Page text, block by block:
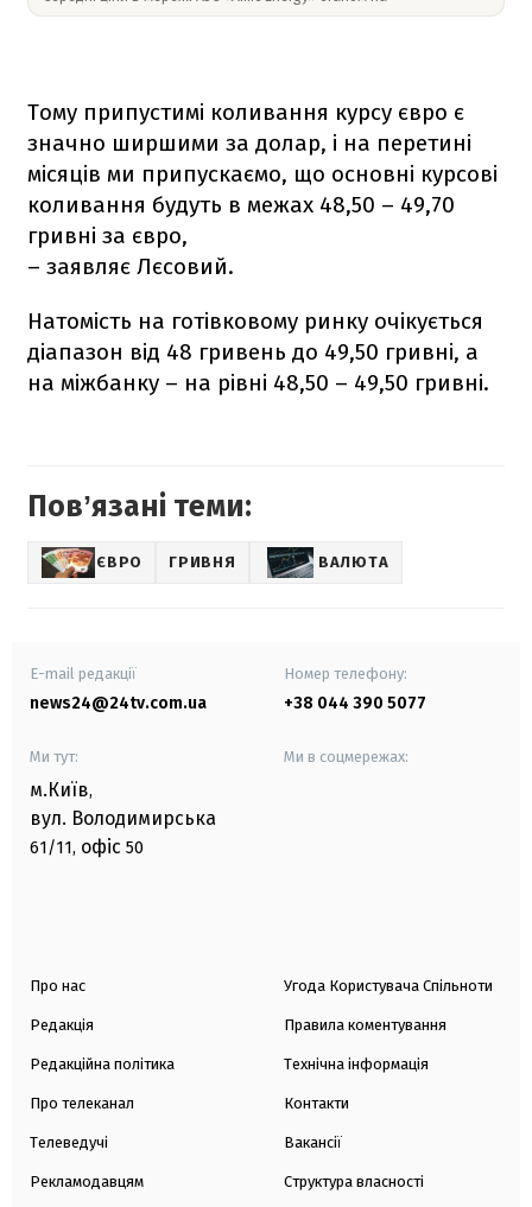
Тому припустимі коливання курсу євро є
значно ширшими за долар, і на перетині
місяців ми припускаємо, що основні курсові
коливання будуть в межах 48,50 – 49,70
гривні за євро,
– заявляє Лєсовий.
Натомість на готівковому ринку очікується
діапазон від 48 гривень до 49,50 гривні, а
на міжбанку – на рівні 48,50 – 49,50 гривні.
Повʼязані теми:
ЄВРО ГРИВНЯ ВАЛЮТА
E-mail редакції
news24@24tv.com.ua
Номер телефону:
+38 044 390 5077
Ми тут:
м.Київ,
вул. Володимирська
61/11, офіс 50
Ми в соцмережах:
Про нас
Редакція
Редакційна політика
Про телеканал
Телеведучі
Рекламодавцям
Угода Користувача Спільноти
Правила коментування
Технічна інформація
Контакти
Вакансії
Структура власності